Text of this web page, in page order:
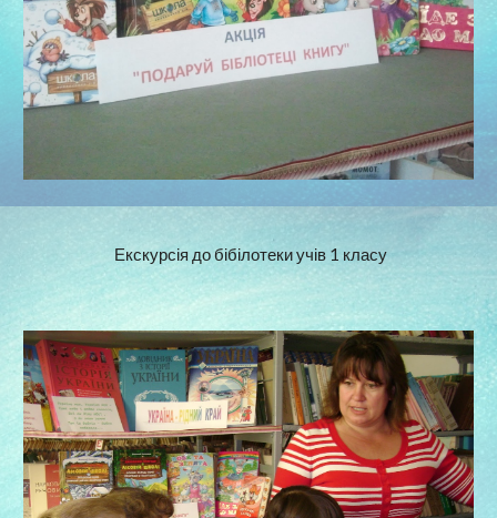
Екскурсія до бібілотеки учів 1 класу